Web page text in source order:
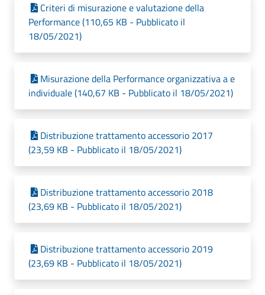
Criteri di misurazione e valutazione della
Performance (110,65 KB - Pubblicato il
18/05/2021)
Misurazione della Performance organizzativa a e
individuale (140,67 KB - Pubblicato il 18/05/2021)
Distribuzione trattamento accessorio 2017
(23,59 KB - Pubblicato il 18/05/2021)
Distribuzione trattamento accessorio 2018
(23,69 KB - Pubblicato il 18/05/2021)
Distribuzione trattamento accessorio 2019
(23,69 KB - Pubblicato il 18/05/2021)